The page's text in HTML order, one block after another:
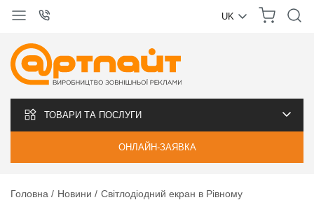
UK
ТОВАРИ ТА ПОСЛУГИ
ОНЛАЙН-ЗАЯВКА
Головна Новини Світлодіодний екран в Рівному